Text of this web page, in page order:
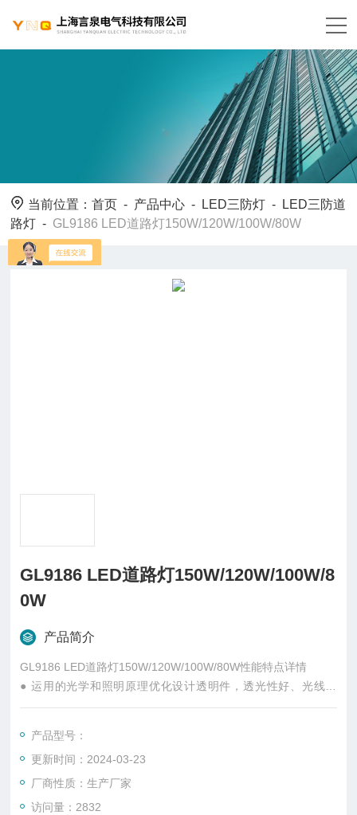
当前位置：首页 - 产品中心 - LED三防灯 -
LED三防道
路灯 - GL9186 LED道路灯150W/120W/100W/80W
GL9186 LED道路灯150W/120W/100W/8
0W
产品简介
GL9186 LED道路灯150W/120W/100W/80W性能特点详情
● 运用的光学和照明原理优化设计透明件，透光性好、光线柔
和、照度均匀、无眩光、无重影，适合各级道路的配光照明需
● GL9186 LED道路灯采用国外进口的新一代绿色环保LED作光
源，光效高、寿命长，节能环保。
● GL9186 LED道路灯嵌入式高科技软件控制，实现了恒功率控
制、电磁兼容性控制、恒流控制、节能等性
产品型号：
更新时间：2024-03-23
厂商性质：生产厂家
访问量：2832